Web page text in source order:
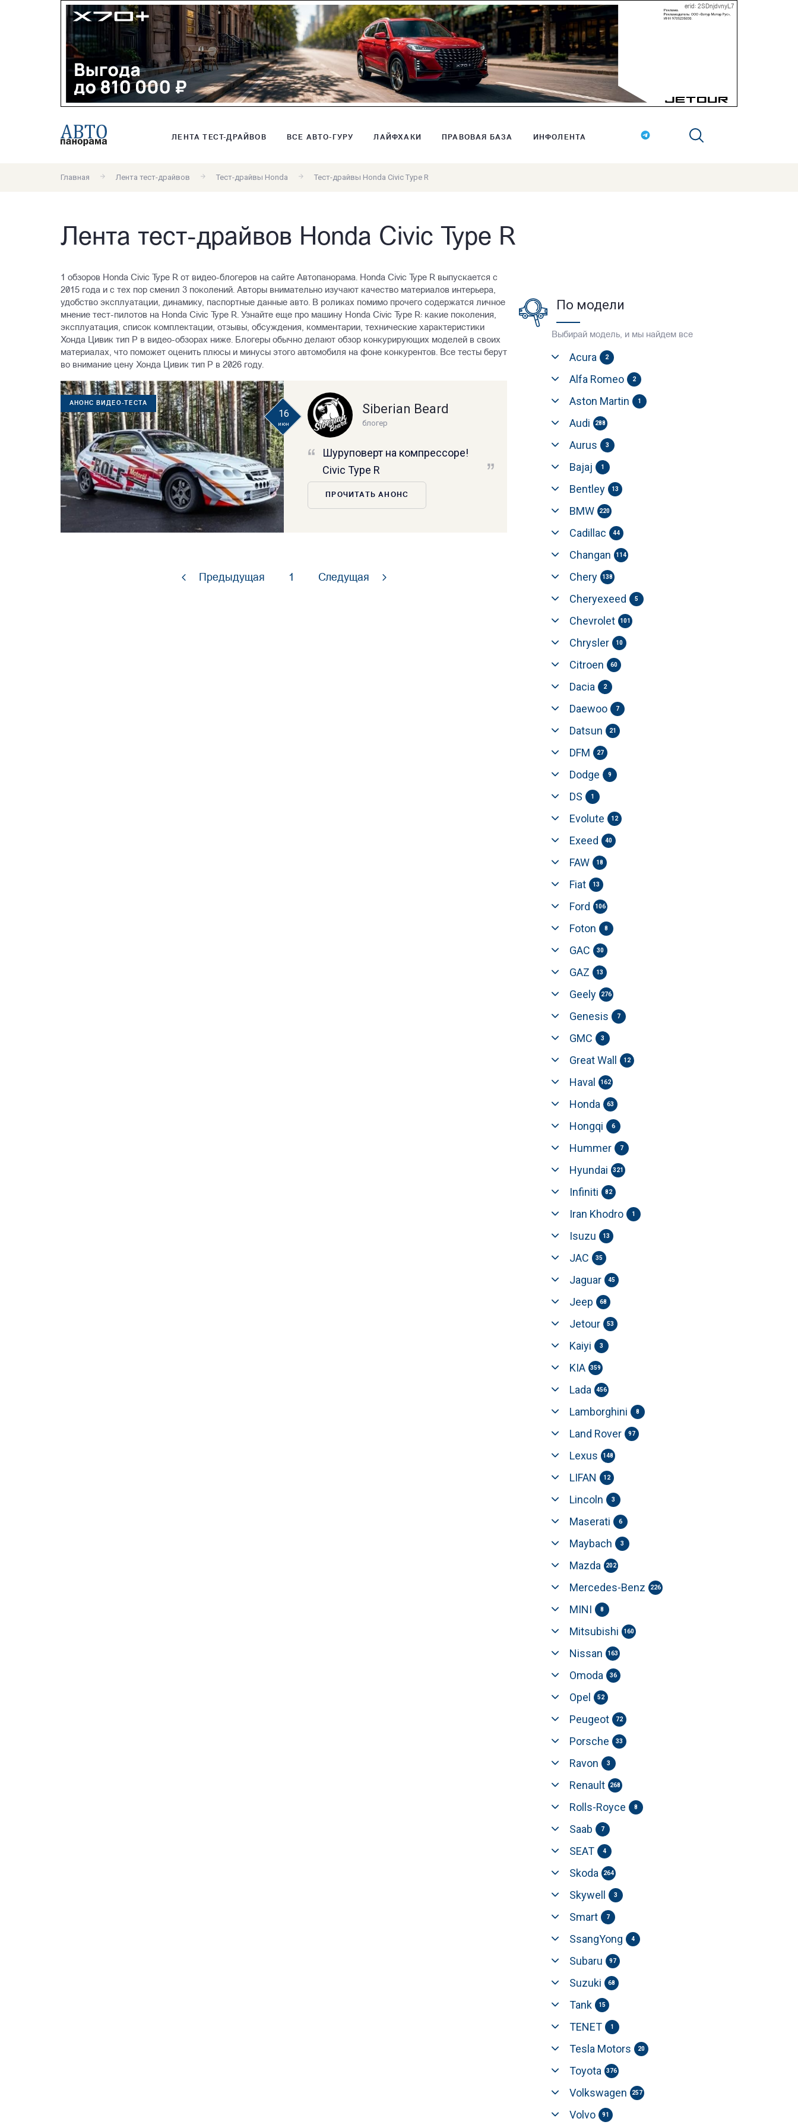
erid: 2SDnjdvnyL7
ЛЕНТА ТЕСТ-ДРАЙВОВ ВСЕ АВТО-ГУРУ ЛАЙФХАКИ ПРАВОВАЯ БАЗА ИНФОЛЕНТА
Главная Лента тест-драйвов Тест-драйвы Honda Тест-драйвы Honda Civic Type R
Лента тест-драйвов Honda Civic Type R
1 обзоров Honda Civic Type R от видео-блогеров на сайте Автопанорама. Honda Civic Type R выпускается с
2015 года и с тех пор сменил 3 поколений. Авторы внимательно изучают качество материалов интерьера,
удобство эксплуатации, динамику, паспортные данные авто. В роликах помимо прочего содержатся личное
мнение тест-пилотов на Honda Civic Type R. Узнайте еще про машину Honda Civic Type R: какие поколения,
эксплуатация, список комплектации, отзывы, обсуждения, комментарии, технические характеристики
Хонда Цивик тип Р в видео-обзорах ниже. Блогеры обычно делают обзор конкурирующих моделей в своих
материалах, что поможет оценить плюсы и минусы этого автомобиля на фоне конкурентов. Все тесты берут
во внимание цену Хонда Цивик тип Р в 2026 году.
АНОНС ВИДЕО-ТЕСТА
16
июн
Siberian Beard
блогер
Шуруповерт на компрессоре!
Civic Type R
ПРОЧИТАТЬ АНОНС
Предыдущая 1 Следущая
По модели
Выбирай модель, и мы найдем все
Acura 2
Alfa Romeo 2
Aston Martin 1
Audi 288
Aurus 3
Bajaj 1
Bentley 13
BMW 220
Cadillac 44
Changan 114
Chery 138
Cheryexeed 5
Chevrolet 101
Chrysler 10
Citroen 60
Dacia 2
Daewoo 7
Datsun 21
DFM 27
Dodge 9
DS 1
Evolute 12
Exeed 40
FAW 18
Fiat 13
Ford 106
Foton 8
GAC 30
GAZ 13
Geely 276
Genesis 7
GMC 3
Great Wall 12
Haval 162
Honda 63
Hongqi 6
Hummer 7
Hyundai 321
Infiniti 82
Iran Khodro 1
Isuzu 13
JAC 35
Jaguar 45
Jeep 68
Jetour 53
Kaiyi 3
KIA 359
Lada 456
Lamborghini 8
Land Rover 97
Lexus 148
LIFAN 12
Lincoln 3
Maserati 6
Maybach 3
Mazda 202
Mercedes-Benz 226
MINI 8
Mitsubishi 160
Nissan 163
Omoda 36
Opel 52
Peugeot 72
Porsche 33
Ravon 3
Renault 268
Rolls-Royce 8
Saab 7
SEAT 4
Skoda 264
Skywell 3
Smart 7
SsangYong 4
Subaru 97
Suzuki 68
Tank 15
TENET 1
Tesla Motors 20
Toyota 376
Volkswagen 257
Volvo 91